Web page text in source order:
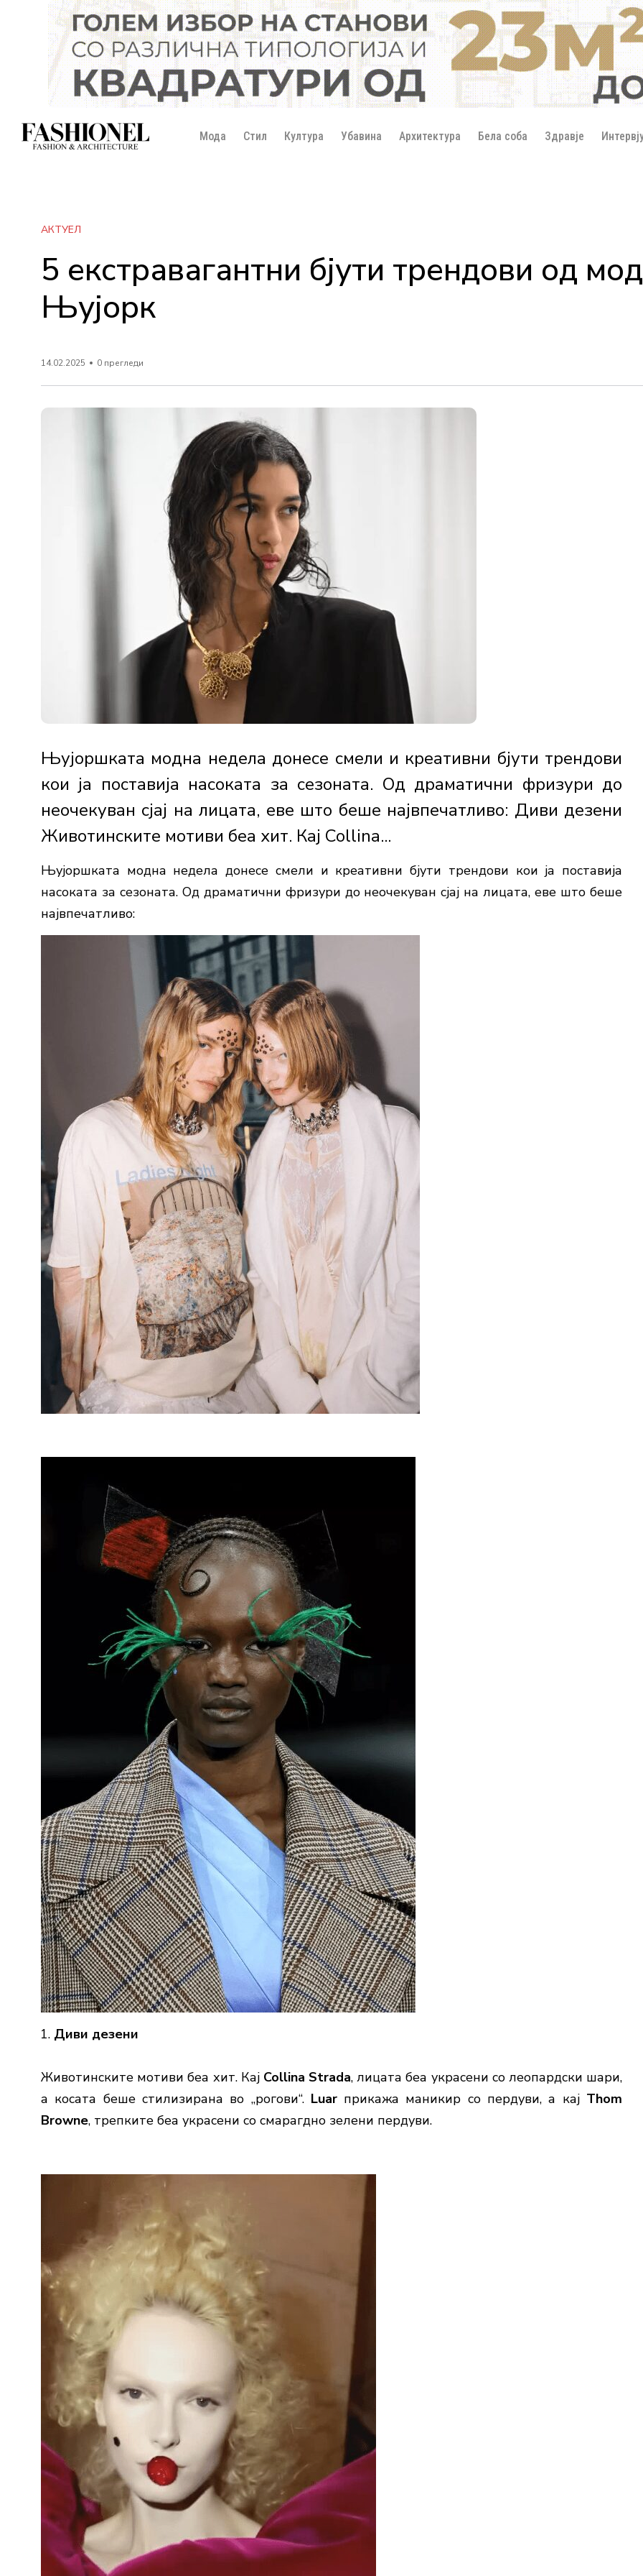
Мода Стил Култура Убавина Архитектура Бела соба Здравје
АКТУЕЛ
5 екстравагантни бјути трендови од
Њујорк
14.02.2025 0 прегледи
Њујоршката модна недела донесе смели и креативни бјути трендови
кои ја поставија насоката за сезоната. Од драматични фризури до
неочекуван сјај на лицата, еве што беше највпечатливо: Диви дезени
Животинските мотиви беа хит. Кај Collina...
Њујоршката модна недела донесе смели и креативни бјути трендови кои ја поставија
насоката за сезоната. Од драматични фризури до неочекуван сјај на лицата, еве што беше
највпечатливо:
Диви дезени
Животинските мотиви беа хит. Кај Collina Strada, лицата беа украсени со леопардски шари,
а косата беше стилизирана во „рогови“. Luarприкажа маникир со пердуви, а кај Thom
Browne, трепките беа украсени со смарагдно зелени пердуви.